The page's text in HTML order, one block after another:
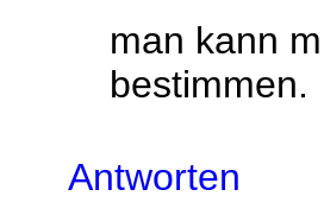
man kann
bestimmen.
Antworten